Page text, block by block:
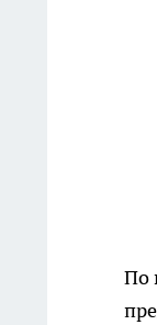
По